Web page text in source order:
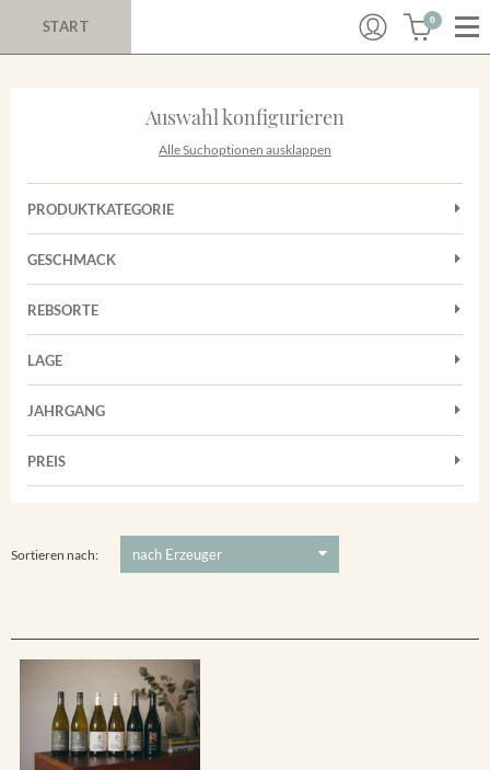
START 0
Auswahl konfigurieren
Alle Suchoptionen ausklappen
PRODUKTKATEGORIE
Cuvées
Rosé
Sekt
GESCHMACK
Trocken
REBSORTE
Auxerrois
Cuvée
Grauburgunder
LAGE
Achkarrer Schlossberg
Merdinger Bühl
Vorderer Winklerberg
JAHRGANG
PREIS
Sortieren nach: